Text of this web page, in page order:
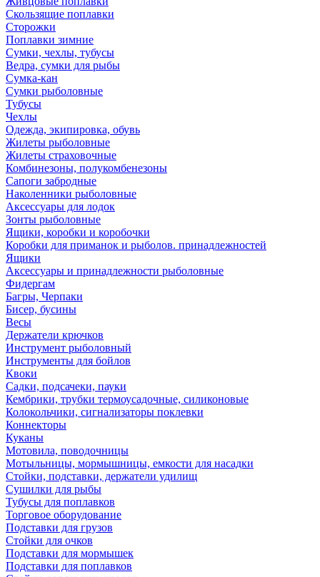
Скользящие поплавки
Сторожки
Поплавки зимние
Сумки, чехлы, тубусы
Ведра, сумки для рыбы
Сумка-кан
Сумки рыболовные
Тубусы
Чехлы
Одежда, экипировка, обувь
Жилеты рыболовные
Жилеты страховочные
Комбинезоны, полукомбенезоны
Сапоги забродные
Наколенники рыболовные
Аксессуары для лодок
Зонты рыболовные
Ящики, коробки и коробочки
Коробки для приманок и рыболов. принадлежностей
Ящики
Аксессуары и принадлежности рыболовные
Фидергам
Багры, Черпаки
Бисер, бусины
Весы
Держатели крючков
Инструмент рыболовный
Инструменты для бойлов
Квоки
Садки, подсачеки, пауки
Кембрики, трубки термоусадочные, силиконовые
Колокольчики, сигнализаторы поклевки
Коннекторы
Куканы
Мотовила, поводочницы
Мотыльницы, мормышницы, емкости для насадки
Стойки, подставки, держатели удилищ
Сушилки для рыбы
Тубусы для поплавков
Торговое оборудование
Подставки для грузов
Стойки для очков
Подставки для мормышек
Подставки для поплавков